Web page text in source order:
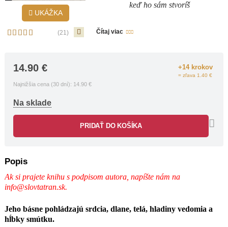
UKÁŽKA
(21)
keď ho sám stvoríš
trilógie Kvapky,
lásky neopätovanej a – nádeji, že raz sa
láska vráti, že ju znova nájde. Popri
tém.
Mahútove verše sú úprimné,
autentické, priamo z autorovho vnútra,
rýmované, a niektoré autor aj
poézii.
Čítaj viac
14.90€
Najnižšia cena (30 dní): 14.90 €
+14 krokov
= zľava 1.40 €
Na sklade
PRIDAŤ DO KOŠÍKA
Popis
Ak si prajete knihu s podpisom autora, napíšte nám na
info@slovtatran.sk.
Jeho básne pohládzajú srdcia, dlane, telá, hladiny vedomia a
hĺbky smútku.